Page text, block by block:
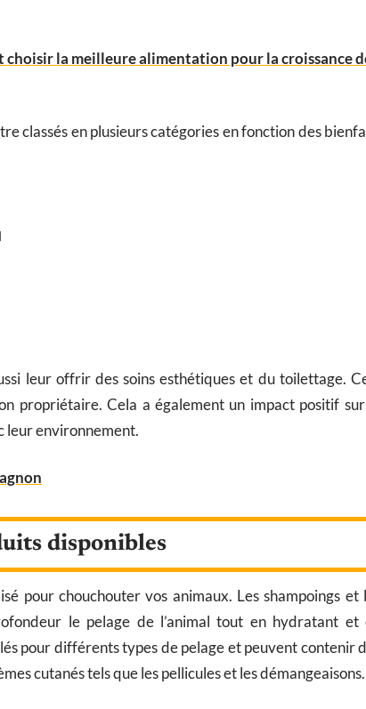
la meilleure alimentation pour la croissance
classés en plusieurs catégories en fonction des
leur offrir des soins esthétiques et du toilettage.
propriétaire. Cela a également un impact positif
leur environnement.
disponibles
pour chouchouter vos animaux. Les shampoings et
le pelage de l’animal tout en hydratant et
pour différents types de pelage et peuvent contenir
cutanés tels que les pellicules et les démangeaisons.